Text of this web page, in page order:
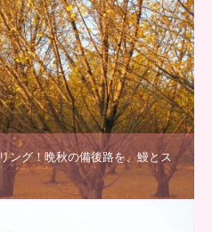
ング！晩秋の備後路を、鰻とス